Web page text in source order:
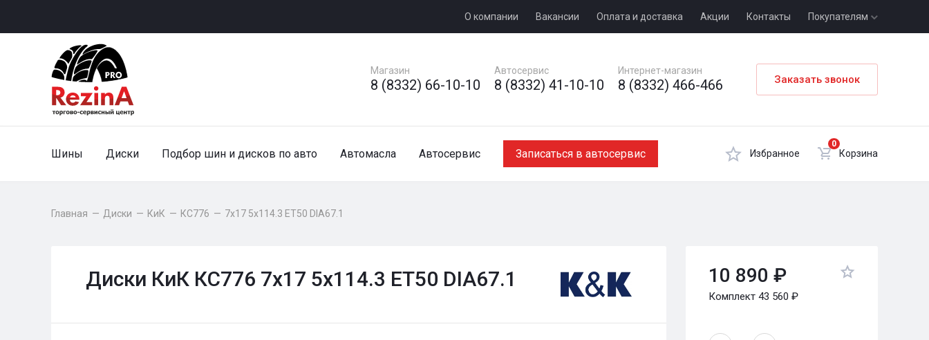
О компании Вакансии Оплата и доставка Акции Контакты Покупателям
Магазин
8 (8332) 66-10-10
Автосервис
8 (8332) 41-10-10
Интернет-магазин
8 (8332) 466-466 Заказать звонок
Шины Диски Подбор шин и дисков по авто Автомасла Автосервис Записаться в автосервис Избранное
0
Корзина
Главная — Диски — КиК — КС776 — 7x17 5x114.3 ET50 DIA67.1
Диски КиК КС776 7x17 5x114.3 ET50 DIA67.1 10 890 ₽
Комплект 43 560 ₽